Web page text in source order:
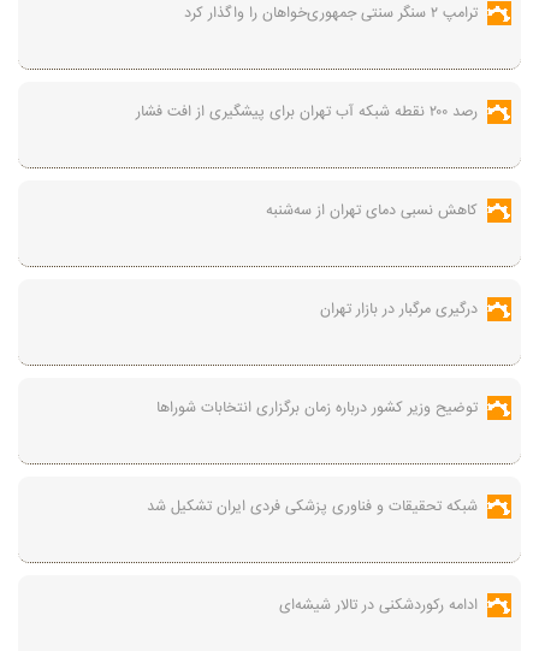
ترامپ ۲ سنگر سنتی جمهوری‌خواهان را واگذار کرد
رصد ۲۰۰ نقطه شبکه آب تهران برای پیشگیری از افت فشار
کاهش نسبی دمای تهران از سه‌شنبه
درگیری مرگبار در بازار تهران
توضیح وزیر کشور درباره زمان برگزاری انتخابات شوراها
شبکه تحقیقات و فناوری پزشکی فردی ایران تشکیل شد
ادامه رکوردشکنی در تالار شیشه‌ای